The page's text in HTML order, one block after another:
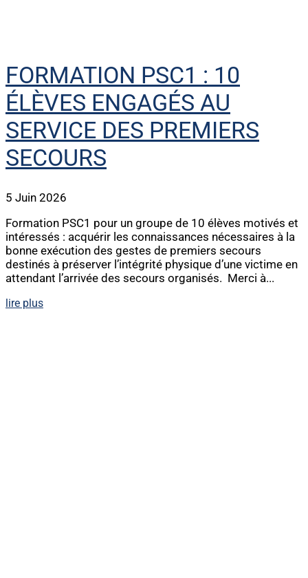
FORMATION PSC1 : 10
ÉLÈVES ENGAGÉS AU
SERVICE DES PREMIERS
SECOURS
5 Juin 2026
Formation PSC1 pour un groupe de 10 élèves motivés et
intéressés : acquérir les connaissances nécessaires à la
bonne exécution des gestes de premiers secours
destinés à préserver l’intégrité physique d’une victime en
attendant l’arrivée des secours organisés. Merci à...
lire plus